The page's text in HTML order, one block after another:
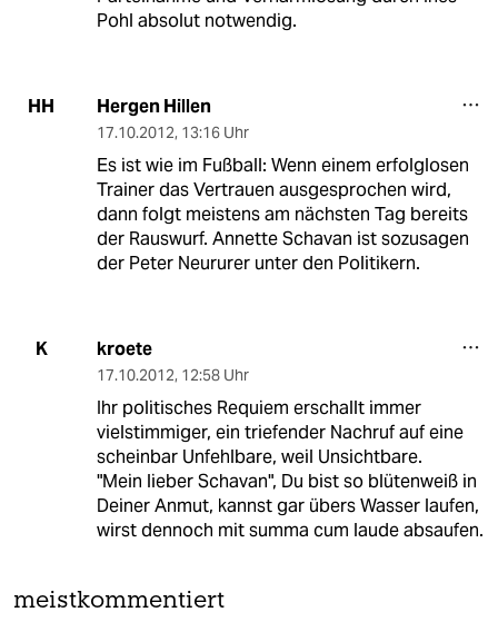
Pohl absolut notwendig.
HH Hergen Hillen
17.10.2012, 13:16 Uhr
Es ist wie im Fußball: Wenn einem erfolglosen
Trainer das Vertrauen ausgesprochen wird,
dann folgt meistens am nächsten Tag bereits
der Rauswurf. Annette Schavan ist sozusagen
der Peter Neururer unter den Politikern.
K kroete
17.10.2012, 12:58 Uhr
Ihr politisches Requiem erschallt immer
vielstimmiger, ein triefender Nachruf auf eine
scheinbar Unfehlbare, weil Unsichtbare.
"Mein lieber Schavan", Du bist so blütenweiß in
Deiner Anmut, kannst gar übers Wasser laufen,
wirst dennoch mit summa cum laude absaufen.
meistkommentiert